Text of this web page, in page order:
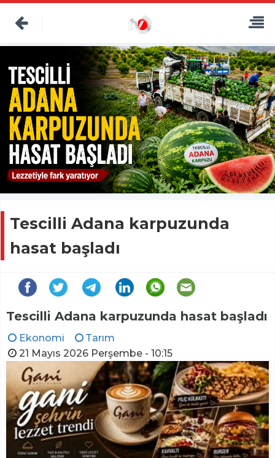
Tescilli Adana karpuzunda
hasat başladı
Tescilli Adana karpuzunda hasat başladı
Ekonomi
Tarım
21 Mayıs 2026 Perşembe - 10:15